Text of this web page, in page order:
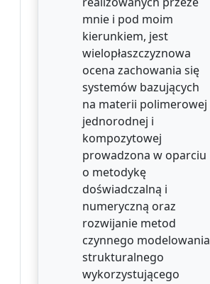
mnie i pod moim
kierunkiem, jest
wielopłaszczyznowa
ocena zachowania się
systemów bazujących
na materii polimerowej
jednorodnej i
kompozytowej
prowadzona w oparciu
o metodykę
doświadczalną i
numeryczną oraz
rozwijanie metod
czynnego modelowania
strukturalnego
wykorzystującego